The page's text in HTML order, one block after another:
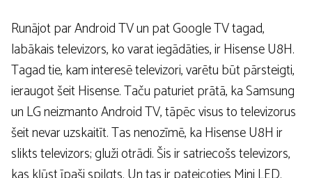
Runājot par Android TV un pat Google TV tagad,
labākais televizors, ko varat iegādāties, ir Hisense U8H.
Tagad tie, kam interesē televizori, varētu būt pārsteigti,
ieraugot šeit Hisense. Taču paturiet prātā, ka Samsung
un LG neizmanto Android TV, tāpēc visus to televizorus
šeit nevar uzskaitīt. Tas nenozīmē, ka Hisense U8H ir
slikts televizors; gluži otrādi. Šis ir satriecošs televizors,